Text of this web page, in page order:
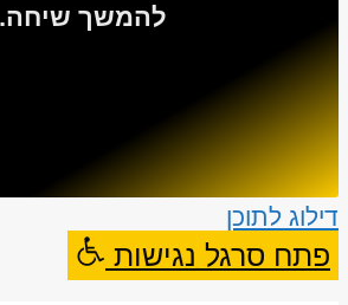
להמשך שיחה.
דילוג לתוכן
פתח סרגל נגישות